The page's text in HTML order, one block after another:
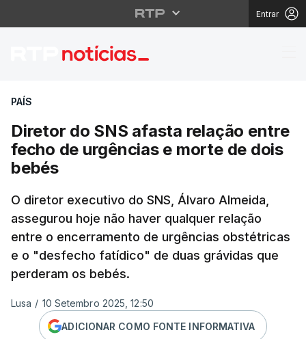
Entrar
Diretor do SNS
PAÍS
Diretor do SNS afasta relação entre
fecho de urgências e morte de dois
bebés
O diretor executivo do SNS, Álvaro Almeida,
assegurou hoje não haver qualquer relação
entre o encerramento de urgências obstétricas
e o "desfecho fatídico" de duas grávidas que
perderam os bebés.
Lusa / 10 Setembro 2025, 12:50
ADICIONAR COMO FONTE INFORMATIVA